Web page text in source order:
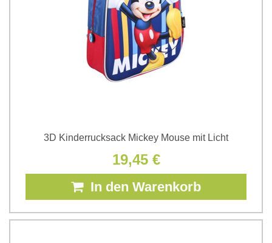
3D Kinderrucksack Mickey Mouse mit Licht
19,45 €
In den Warenkorb